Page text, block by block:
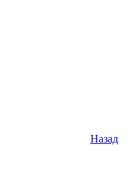
Назад